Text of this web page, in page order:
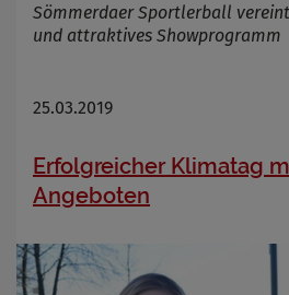
Sömmerdaer Sportlerball
und attraktives Showprogramm
25.03.2019
Erfolgreicher Klimatag
Angeboten